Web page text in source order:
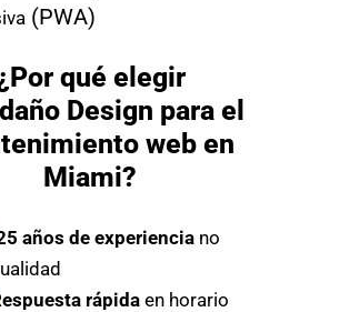
(PWA)
qué elegir
Design para el
web en
Miami?
años de experienciano
rápida en horario